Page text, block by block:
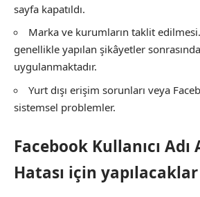
sayfa kapatıldı.
Marka ve kurumların taklit
genellikle yapılan şikâyetler
uygulanmaktadır.
Yurt dışı erişim sorunları veya
sistemsel problemler.
Facebook Kullanıcı Adı
Hatası için yapılacaklar